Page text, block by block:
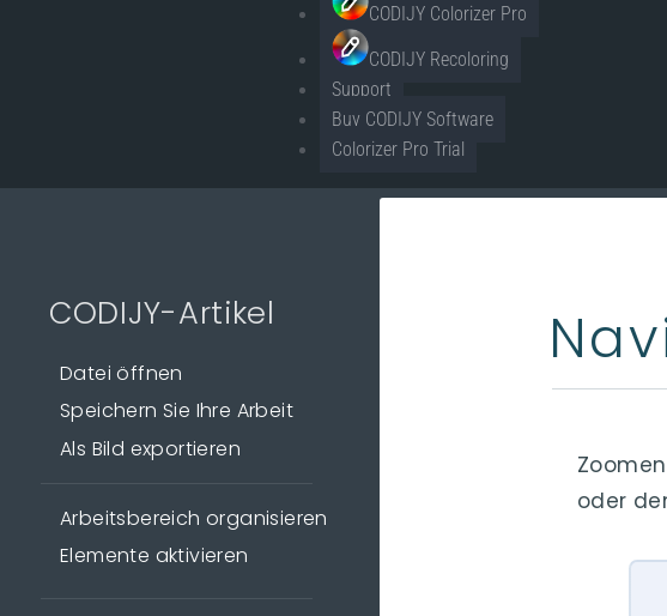
CODIJY Colorizer Pro
CODIJY Recoloring
Support
Buy CODIJY Software
Colorizer Pro Trial
CODIJY-Artikel
Datei öffnen
Speichern Sie Ihre Arbeit
Als Bild exportieren
Arbeitsbereich organisieren
Elemente aktivieren
oder